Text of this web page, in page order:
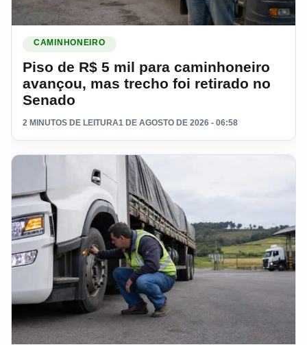
CAMINHONEIRO
Piso de R$ 5 mil para caminhoneiro
avançou, mas trecho foi retirado no
Senado
2 MINUTOS DE LEITURA1 DE AGOSTO DE 2026 - 06:58